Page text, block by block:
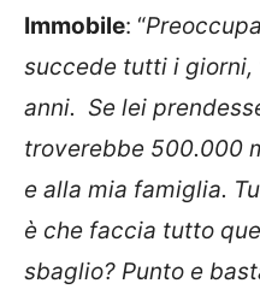
Immobile: “
succede tutti i
anni. Se lei
troverebbe 500.000
e alla mia famiglia.
è che faccia tutto
sbaglio? Punto e